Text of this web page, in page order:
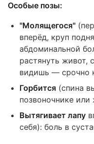
Особые позы:
"Молящегося"
вперёд, круп
абдоминальной
растянуть живот,
видишь — срочно
Горбится (спина
позвоночнике или
Вытягивает лапу
себя): боль в